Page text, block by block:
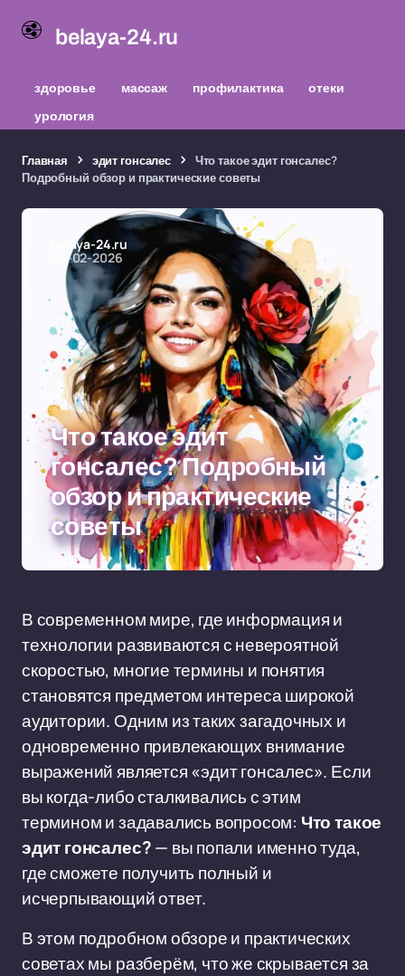
belaya-24.ru
здоровье массаж профилактика
отеки
урология
Главная эдит гонсалес
Что такое эдит гонсалес?
Подробный обзор и практические советы
belaya-24.ru
06-02-2026
Что такое эдит
гонсалес? Подробный
обзор и практические
советы
В современном мире, где информация и
технологии развиваются с невероятной
скоростью, многие термины и понятия
становятся предметом интереса широкой
аудитории. Одним из таких загадочных и
одновременно привлекающих внимание
выражений является «эдит гонсалес». Если
вы когда-либо сталкивались с этим
термином и задавались вопросом: Что такое
эдит гонсалес?— вы попали именно туда,
где сможете получить полный и
исчерпывающий ответ.
В этом подробном обзоре и практических
советах мы разберём, что же скрывается за